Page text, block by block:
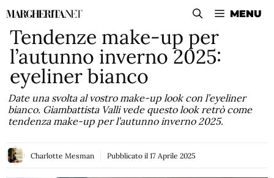
Vai
contenuto
MENU
Tendenze make-up per
l’autunno inverno 2025:
eyeliner bianco
Date una svolta al vostro make-up look con l’eyeliner
bianco. Giambattista Valli vede questo look retrò come
tendenza make-up per l’autunno inverno 2025.
Charlotte Mesman Pubblicato il 17 Aprile 2025